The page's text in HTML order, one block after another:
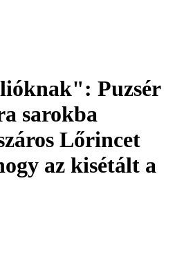
Puzsér
sarokba
Lőrincet
az kisétált a